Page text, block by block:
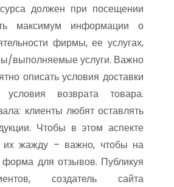
должен при посещении
максимум информации о
фирмы, ее услугах,
выполняемые услуги. Важно
описать условия доставки
возврата товара.
клиенты любят оставлять
Чтобы в этом аспекте
их жажду – важно, чтобы на
форма для отзывов. Публикуя
создатель сайта